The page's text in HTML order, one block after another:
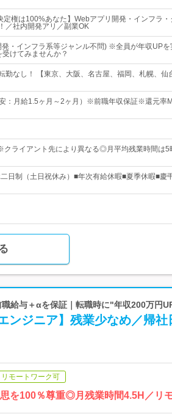
定権は100%あなた】Webアプリ開発・インフラ
／社内開発アリ／副業OK
・インフラ系等ジャンル不問) ※全員が年収UPを
けてみませんか？
勤なし！ 【東京、大阪、名古屋、福岡、札幌、仙
：月給1.5ヶ月～2ヶ月）※前職年収保証※還元率
ライアント先により異なる◎月平均残業時間は
日制（土日祝休み）■年次有給休暇■夏季休暇■慶
給与＋αを保証｜転職時に"年収200万円
ンジニア】残業少なめ／帰社
リモートワーク可
を100％尊重◎月残業時間4.5H／リ